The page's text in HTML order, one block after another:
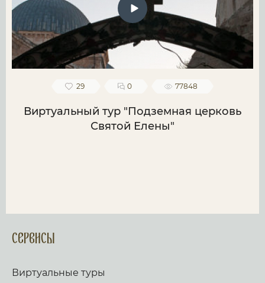
29 0 77848
Виртуальный тур "Подземная церковь
Святой Елены"
Сервисы
Виртуальные туры